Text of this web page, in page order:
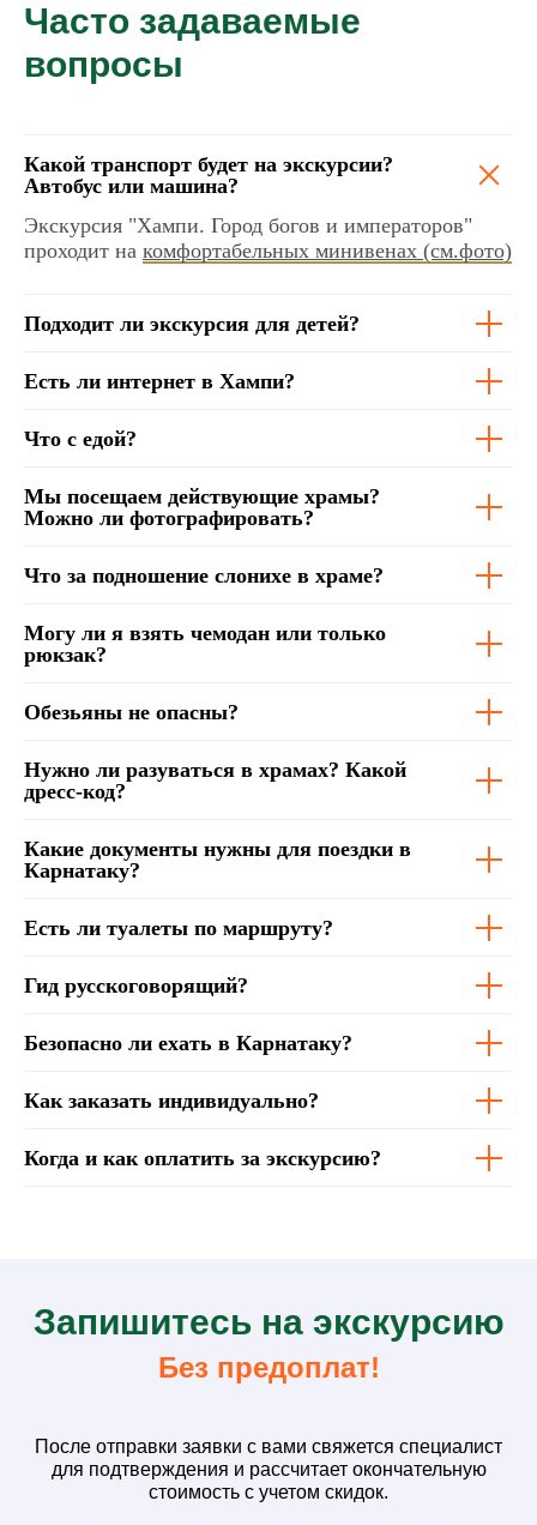
Часто задаваемые
вопросы
Какой транспорт будет на экскурсии?
Автобус или машина?
Экскурсия "Хампи. Город богов и императоров"
проходит на комфортабельных минивенах (см.фото)
Подходит ли экскурсия для детей?
Есть ли интернет в Хампи?
Что с едой?
Мы посещаем действующие храмы?
Можно ли фотографировать?
Что за подношение слонихе в храме?
Могу ли я взять чемодан или только
рюкзак?
Обезьяны не опасны?
Нужно ли разуваться в храмах? Какой
дресс-код?
Какие документы нужны для поездки в
Карнатаку?
Есть ли туалеты по маршруту?
Гид русскоговорящий?
Безопасно ли ехать в Карнатаку?
Как заказать индивидуально?
Когда и как оплатить за экскурсию?
Запишитесь на экскурсию
Без предоплат!
После отправки заявки с вами свяжется специалист
для подтверждения и рассчитает окончательную
стоимость с учетом скидок.